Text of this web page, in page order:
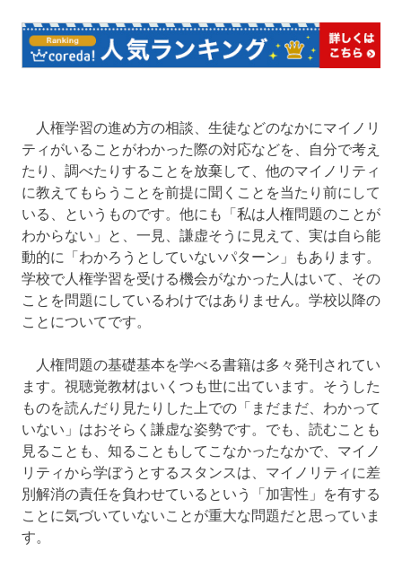
人権学習の進め方の相談、生徒などのなかにマイノリ
ティがいることがわかった際の対応などを、自分で考え
たり、調べたりすることを放棄して、他のマイノリティ
に教えてもらうことを前提に聞くことを当たり前にして
いる、というものです。他にも「私は人権問題のことが
わからない」と、一見、謙虚そうに見えて、実は自ら能
動的に「わかろうとしていないパターン」もあります。
学校で人権学習を受ける機会がなかった人はいて、その
ことを問題にしているわけではありません。学校以降の
ことについてです。
人権問題の基礎基本を学べる書籍は多々発刊されてい
ます。視聴覚教材はいくつも世に出ています。そうした
ものを読んだり見たりした上での「まだまだ、わかって
いない」はおそらく謙虚な姿勢です。でも、読むことも
見ることも、知ることもしてこなかったなかで、マイノ
リティから学ぼうとするスタンスは、マイノリティに差
別解消の責任を負わせているという「加害性」を有する
ことに気づいていないことが重大な問題だと思っていま
す。